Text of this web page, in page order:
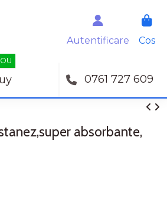
Autentificare Cos
0761 727 609
absorbante,